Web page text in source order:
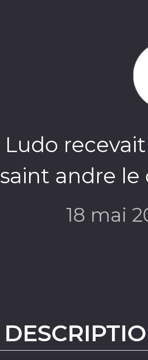
Ludo
saint andre le
18 mai